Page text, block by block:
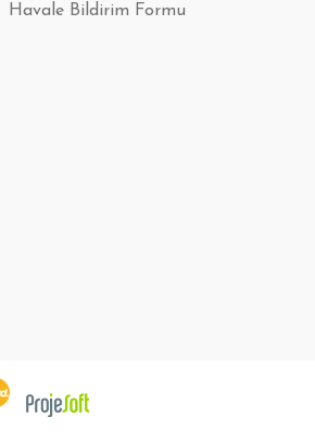
Havale Bildirim Formu